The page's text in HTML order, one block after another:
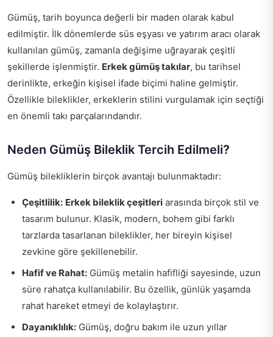
Gümüş, tarih boyunca değerli bir maden olarak kabul
edilmiştir. İlk dönemlerde süs eşyası ve yatırım aracı olarak
kullanılan gümüş, zamanla değişime uğrayarak çeşitli
şekillerde işlenmiştir. Erkek gümüş takılar, bu tarihsel
derinlikte, erkeğin kişisel ifade biçimi haline gelmiştir.
Özellikle bileklikler, erkeklerin stilini vurgulamak için seçtiği
en önemli takı parçalarındandır.
Neden Gümüş Bileklik Tercih Edilmeli?
Gümüş bilekliklerin birçok avantajı bulunmaktadır:
Çeşitlilik: Erkek bileklik çeşitleri arasında birçok stil ve
tasarım bulunur. Klasik, modern, bohem gibi farklı
tarzlarda tasarlanan bileklikler, her bireyin kişisel
zevkine göre şekillenebilir.
Hafif ve Rahat: Gümüş metalin hafifliği sayesinde, uzun
süre rahatça kullanılabilir. Bu özellik, günlük yaşamda
rahat hareket etmeyi de kolaylaştırır.
Dayanıklılık: Gümüş, doğru bakım ile uzun yıllar